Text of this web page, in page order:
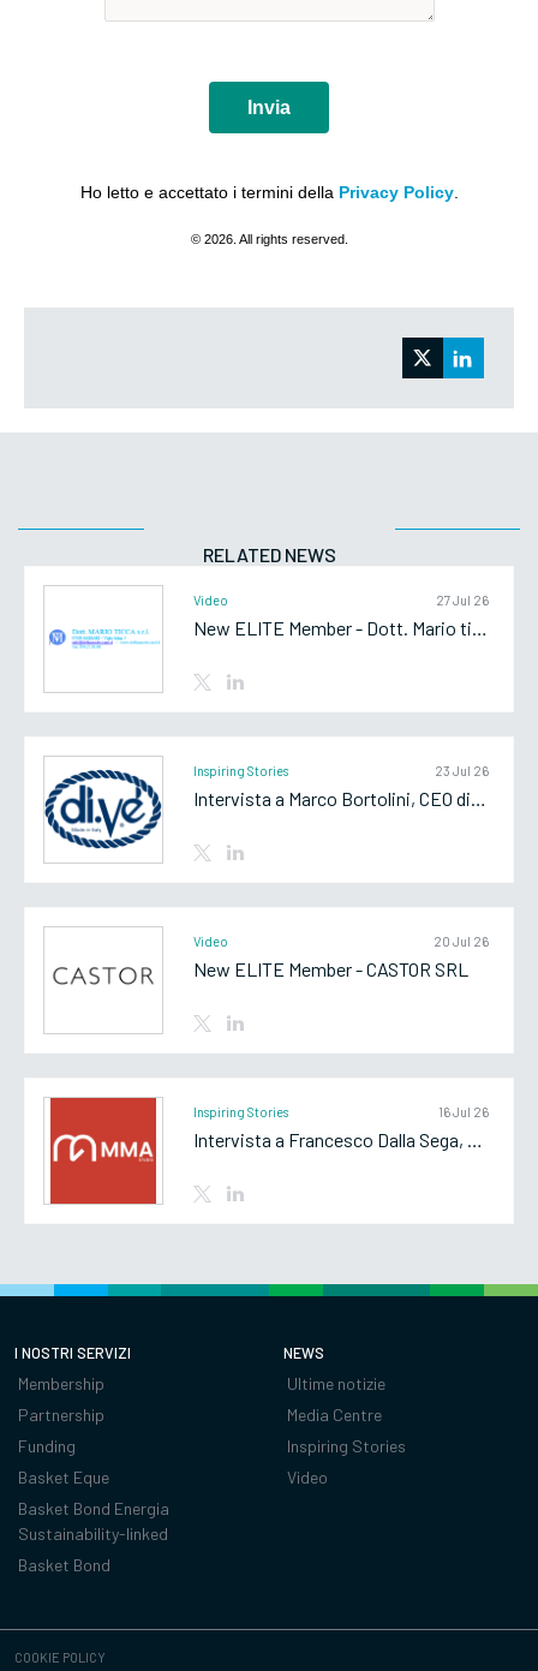
Invia
Ho letto e accettato i termini della Privacy Policy.
© 2026. All rights reserved.
RELATED NEWS
Video 27 Jul 26
Inspiring Stories 23 Jul 26
Video 20 Jul 26
New ELITE Member - CASTOR SRL
Inspiring Stories 16 Jul 26
I NOSTRI SERVIZI
Membership
Partnership
Funding
Basket Eque
Basket Bond Energia
Sustainability-linked
Basket Bond
NEWS
Ultime notizie
Media Centre
Inspiring Stories
Video
COOKIE POLICY